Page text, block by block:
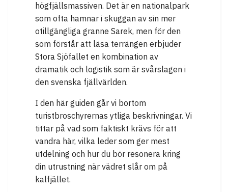
högfjällsmassiven. Det är en nationalpark
som ofta hamnar i skuggan av sin mer
otillgängliga granne Sarek, men för den
som förstår att läsa terrängen erbjuder
Stora Sjöfallet en kombination av
dramatik och logistik som är svårslagen i
den svenska fjällvärlden.
I den här guiden går vi bortom
turistbroschyrernas ytliga beskrivningar. Vi
tittar på vad som faktiskt krävs för att
vandra här, vilka leder som ger mest
utdelning och hur du bör resonera kring
din utrustning när vädret slår om på
kalfjället.